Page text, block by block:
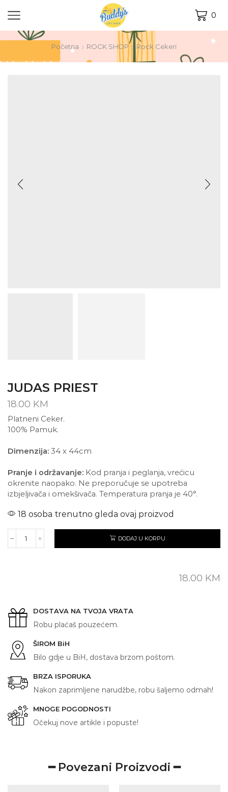
0
Početna ROCK SHOP Rock Cekeri
JUDAS PRIEST
18.00 KM
Platneni Ceker.
100% Pamuk.
Dimenzija: 34 x 44cm
Pranje i održavanje: Kod pranja i peglanja, vrećicu
okrenite naopako. Ne preporučuje se upotreba
izbjeljivača i omekšivača. Temperatura pranja je 40°.
18 osoba trenutno gleda ovaj proizvod
JUDAS
DODAJ U KORPU
18.00 KM
DOSTAVA NA TVOJA VRATA
Robu plaćaš pouzećem.
ŠIROM BiH
Bilo gdje u BiH, dostava brzom poštom.
BRZA ISPORUKA
Nakon zaprimljene narudžbe, robu šaljemo odmah!
MNOGE POGODNOSTI
Očekuj nove artikle i popuste!
━ Povezani Proizvodi ━